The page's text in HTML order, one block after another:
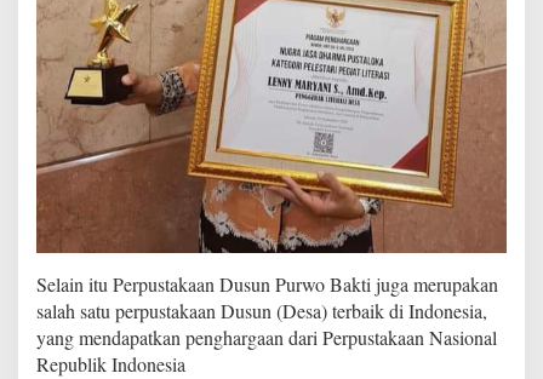
i
g
i
a
n
g
a
n
m
e
Selain itu Perpustakaan Dusun Purwo Bakti juga merupakan
salah satu perpustakaan Dusun (Desa) terbaik di Indonesia,
yang mendapatkan penghargaan dari Perpustakaan Nasional
Republik Indonesia